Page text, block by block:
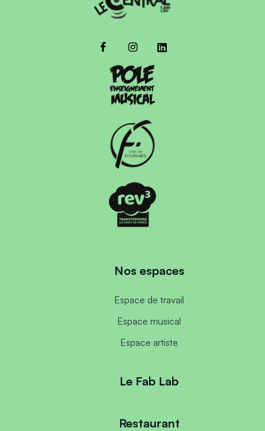
Nos espaces
Espace de travail
Espace musical
Espace artiste
Le Fab Lab
Restaurant